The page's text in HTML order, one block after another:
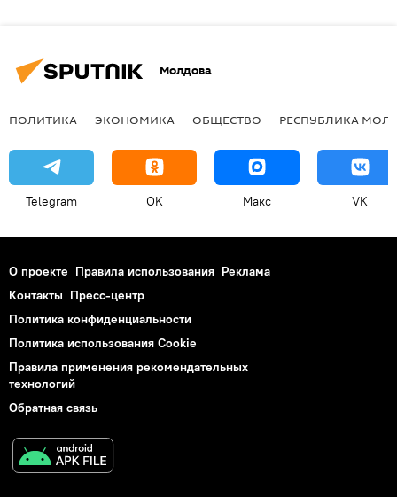
Молдова
ПОЛИТИКА ЭКОНОМИКА ОБЩЕСТВО РЕСПУБЛИКА
Telegram OK Макс VK
О проекте Правила использования Реклама
Контакты Пресс-центр
Политика конфиденциальности
Политика использования Cookie
Правила применения рекомендательных
технологий
Обратная связь